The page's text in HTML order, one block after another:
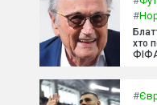
#
хто
ФІФА
#